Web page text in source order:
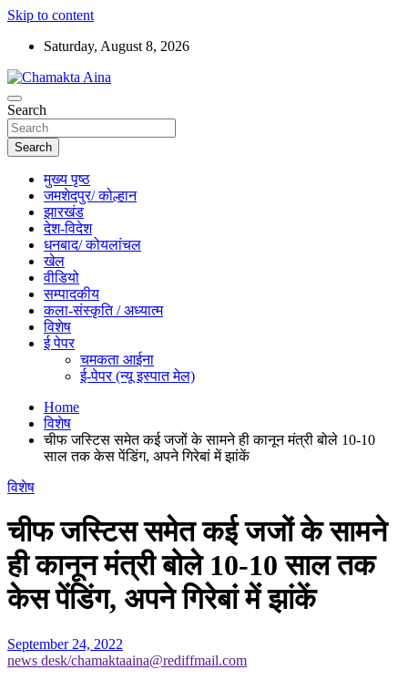
Skip to content
Saturday, August 8, 2026
Chamakta Aina
Hindi News Paper – Jharkhand
Search
Search
मुख्य पृष्ठ
जमशेदपुर/ कोल्हान
झारखंड
देश-विदेश
धनबाद/ कोयलांचल
खेल
वीडियो
सम्पादकीय
कला-संस्कृति / अध्यात्म
विशेष
ई पेपर
चमकता आईना
ई-पेपर (न्यू इस्पात मेल)
Home
विशेष
चीफ जस्टिस समेत कई जजों के सामने ही कानून मंत्री बोले 10-10
साल तक केस पेंडिंग, अपने गिरेबां में झांकें
विशेष
चीफ जस्टिस समेत कई जजों के सामने
ही कानून मंत्री बोले 10-10 साल तक
केस पेंडिंग, अपने गिरेबां में झांकें
September 24, 2022
news desk/chamaktaaina@rediffmail.com